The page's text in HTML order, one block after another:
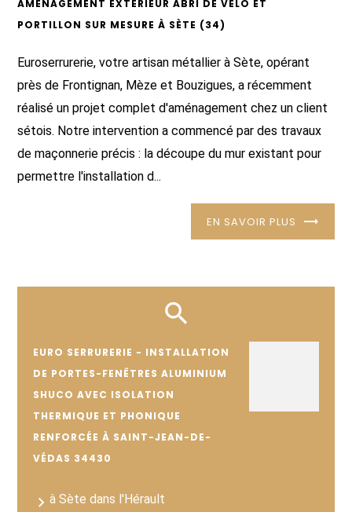
AMÉNAGEMENT EXTÉRIEUR ABRI DE VÉLO ET
PORTILLON SUR MESURE À SÈTE (34)
Euroserrurerie, votre artisan métallier à Sète, opérant
près de Frontignan, Mèze et Bouzigues, a récemment
réalisé un projet complet d'aménagement chez un client
sétois. Notre intervention a commencé par des travaux
de maçonnerie précis : la découpe du mur existant pour
permettre l'installation d...
EN SAVOIR PLUS
EURO SERRURERIE - INSTALLATION
DE PORTES-FENÊTRES ALUMINIUM
SHUCO AVEC ISOLATION
THERMIQUE ET PHONIQUE
RENFORCÉE À SAINT-JEAN-DE-
VÉDAS 34430
à Sète dans l'Hérault